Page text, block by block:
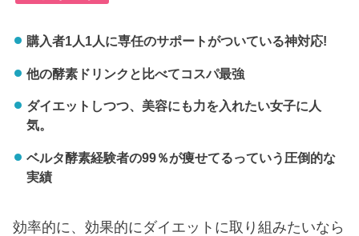
購入者1人1人に専任のサポートがついている神対応!
他の酵素ドリンクと比べてコスパ最強
ダイエットしつつ、美容にも力を入れたい女子に人
気。
ベルタ酵素経験者の99％が痩せてるっていう圧倒的な
実績
効率的に、効果的にダイエットに取り組みたいなら